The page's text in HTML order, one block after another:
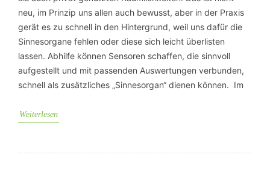
neu, im Prinzip uns allen auch bewusst, aber in der Praxis
gerät es zu schnell in den Hintergrund, weil uns dafür die
Sinnesorgane fehlen oder diese sich leicht überlisten
lassen. Abhilfe können Sensoren schaffen, die sinnvoll
aufgestellt und mit passenden Auswertungen verbunden,
schnell als zusätzliches „Sinnesorgan“ dienen können. Im
Weiterlesen